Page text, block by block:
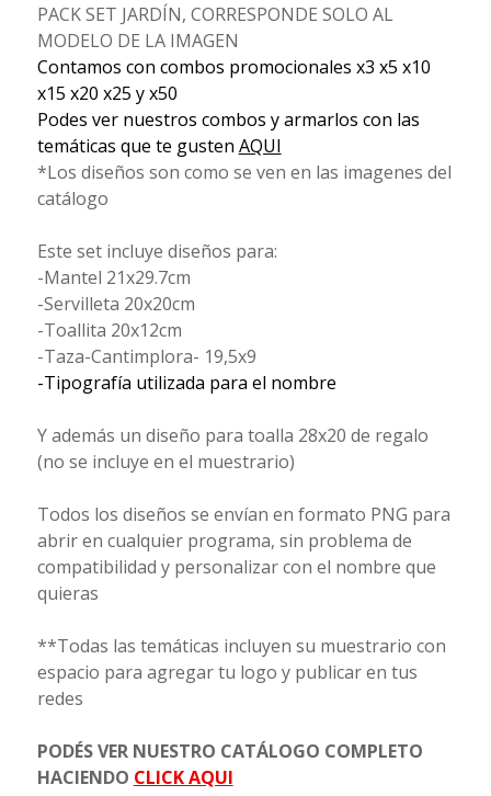
PACK SET JARDÍN, CORRESPONDE SOLO AL
MODELO DE LA IMAGEN
Contamos con combos promocionales x3 x5 x10
x15 x20 x25 y x50
Podes ver nuestros combos y armarlos con las
temáticas que te gusten AQUI
*Los diseños son como se ven en las imagenes del
catálogo
Este set incluye diseños para:
-Mantel 21x29.7cm
-Servilleta 20x20cm
-Toallita 20x12cm
-Taza-Cantimplora- 19,5x9
-Tipografía utilizada para el nombre
Y además un diseño para toalla 28x20 de regalo
(no se incluye en el muestrario)
Todos los diseños se envían en formato PNG para
abrir en cualquier programa, sin problema de
compatibilidad y personalizar con el nombre que
quieras
**Todas las temáticas incluyen su muestrario con
espacio para agregar tu logo y publicar en tus
redes
PODÉS VER NUESTRO CATÁLOGO COMPLETO
HACIENDO CLICK AQUI